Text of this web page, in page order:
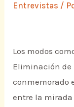
Entrevistas /
Los modos
Eliminación de
conmemorado
entre la mirada